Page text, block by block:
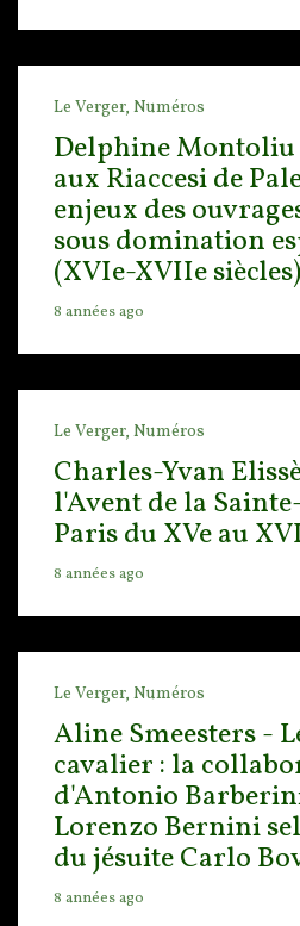
Le Verger, Numéros
Delphine Montoliu
aux Riaccesi de
enjeux des
sous domination
(XVIe-XVIIe siècles)
8 années ago
Le Verger, Numéros
Charles-Yvan
l'Avent de la
Paris du XVe au
8 années ago
Le Verger, Numéros
Aline Smeesters -
cavalier : la
d'Antonio
Lorenzo Bernini
du jésuite Carlo
8 années ago